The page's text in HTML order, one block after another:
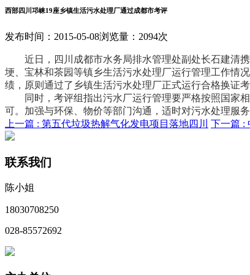
西部四川邛崃19座乡镇生活污水处理厂通过成都市考评
发布时间：2015-05-08浏览量：2094次
近日，四川成都市水务局排水管理处副处长石建清携
埂、宝林和茶园等镇乡生活污水处理厂运行管理工作情
绩，原则通过了乡镇生活污水处理厂正式运行合格换证考
同时，考评组指出污水厂运行管理要严格按照国家相
可。加强与环保、物价等部门沟通，适时对污水处理服
上一篇 : 第五代垃圾热解气化发电项目落地四川 下一篇 :
联系我们
陈小姐
18030708250
028-85572692